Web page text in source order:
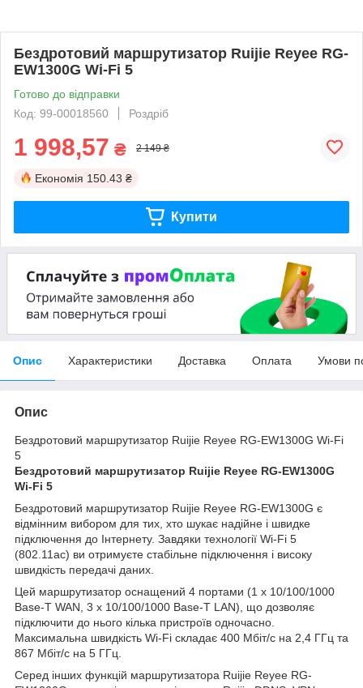
Бездротовий маршрутизатор Ruijie Reyee RG-
EW1300G Wi-Fi 5
Готово до відправки
Код: 99-00018560
Роздріб
1 998,57 ₴ 2 149 ₴
Економія 150.43 ₴
Купити
Опис Характеристики Доставка Оплата Умови
Опис
Бездротовий маршрутизатор Ruijie Reyee RG-EW1300G Wi-Fi
5
Бездротовий маршрутизатор Ruijie Reyee RG-EW1300G
Wi-Fi 5
Бездротовий маршрутизатор Ruijie Reyee RG-EW1300G є
відмінним вибором для тих, хто шукає надійне і швидке
підключення до Інтернету. Завдяки технології Wi-Fi 5
(802.11ac) ви отримуєте стабільне підключення і високу
швидкість передачі даних.
Цей маршрутизатор оснащений 4 портами (1 x 10/100/1000
Base-T WAN, 3 x 10/100/1000 Base-T LAN), що дозволяє
підключити до нього кілька пристроїв одночасно.
Максимальна швидкість Wi-Fi складає 400 Мбіт/с на 2,4 ГГц та
867 Мбіт/с на 5 ГГц.
Серед інших функцій маршрутизатора Ruijie Reyee RG-